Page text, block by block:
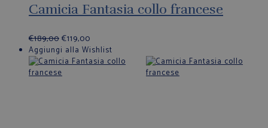
Camicia Fantasia collo francese
€189,00€119,00
Aggiungi alla Wishlist